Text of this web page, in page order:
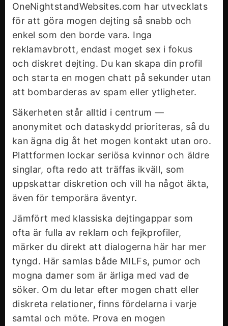
OneNightstandWebsites.com har utvecklats
för att göra mogen dejting så snabb och
enkel som den borde vara. Inga
reklamavbrott, endast moget sex i fokus
och diskret dejting. Du kan skapa din profil
och starta en mogen chatt på sekunder utan
att bombarderas av spam eller ytligheter.
Säkerheten står alltid i centrum —
anonymitet och dataskydd prioriteras, så du
kan ägna dig åt het mogen kontakt utan oro.
Plattformen lockar seriösa kvinnor och äldre
singlar, ofta redo att träffas ikväll, som
uppskattar diskretion och vill ha något äkta,
även för temporära äventyr.
Jämfört med klassiska dejtingappar som
ofta är fulla av reklam och fejkprofiler,
märker du direkt att dialogerna här har mer
tyngd. Här samlas både MILFs, pumor och
mogna damer som är ärliga med vad de
söker. Om du letar efter mogen chatt eller
diskreta relationer, finns fördelarna i varje
samtal och möte. Prova en mogen